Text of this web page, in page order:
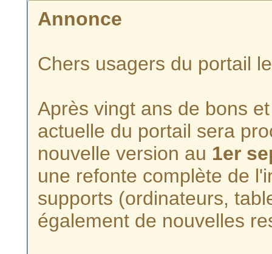
Annonce
Chers usagers du portail
Après vingt ans de bons
actuelle du portail sera
nouvelle version au 1er
une refonte complète de
supports (ordinateurs,
également de nouvelles